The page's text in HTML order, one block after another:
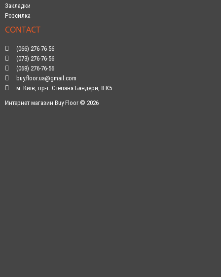
Закладки
Розсилка
CONTACT
(066) 276-76-56
(073) 276-76-56
(068) 276-76-56
buy.floor.ua@gmail.com
м. Київ, пр-т. Степана Бандери, 8 К5
Интернет магазин Buy Floor © 2026